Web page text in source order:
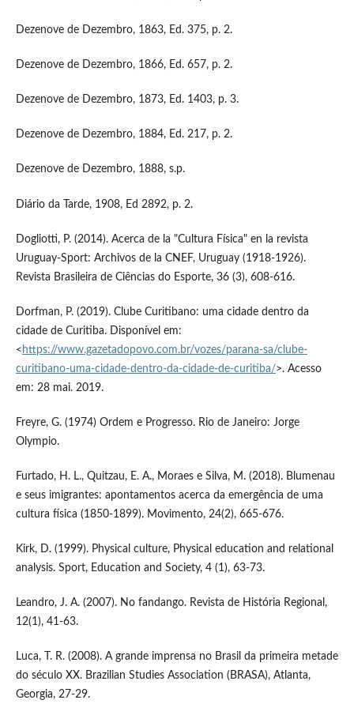
Dezenove de Dezembro, 1863, Ed. 375, p. 2.
Dezenove de Dezembro, 1866, Ed. 657, p. 2.
Dezenove de Dezembro, 1873, Ed. 1403, p. 3.
Dezenove de Dezembro, 1884, Ed. 217, p. 2.
Dezenove de Dezembro, 1888, s.p.
Diário da Tarde, 1908, Ed 2892, p. 2.
Dogliotti, P. (2014). Acerca de la "Cultura Física" en la revista
Uruguay-Sport: Archivos de la CNEF, Uruguay (1918-1926).
Revista Brasileira de Ciências do Esporte, 36 (3), 608-616.
Dorfman, P. (2019). Clube Curitibano: uma cidade dentro da
cidade de Curitiba. Disponível em:
< https://www.gazetadopovo.com.br/vozes/parana-sa/clube-
curitibano-uma-cidade-dentro-da-cidade-de-curitiba/>. Acesso
em: 28 mai. 2019.
Freyre, G. (1974) Ordem e Progresso. Rio de Janeiro: Jorge
Olympio.
Furtado, H. L., Quitzau, E. A., Moraes e Silva, M. (2018). Blumenau
e seus imigrantes: apontamentos acerca da emergência de uma
cultura física (1850-1899). Movimento, 24(2), 665-676.
Kirk, D. (1999). Physical culture, Physical education and relational
analysis. Sport, Education and Society, 4 (1), 63-73.
Leandro, J. A. (2007). No fandango. Revista de História Regional,
12(1), 41-63.
Luca, T. R. (2008). A grande imprensa no Brasil da primeira metade
do século XX. Brazilian Studies Association (BRASA), Atlanta,
Georgia, 27-29.